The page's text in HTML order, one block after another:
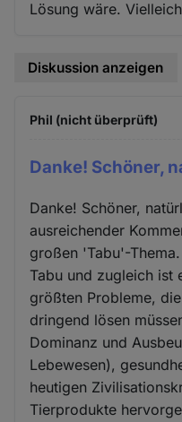
Lösung wäre.
Diskussion anzeigen
Phil (nicht überprüft)
Danke! Schöner,
Danke! Schöner,
ausreichender
großen 'Tabu'-
Tabu und zugleich ist
größten Probleme,
dringend lösen
Dominanz und
Lebewesen),
heutigen
Tierprodukte